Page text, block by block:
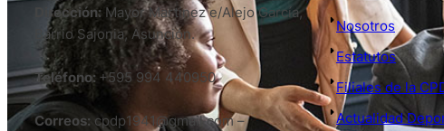
Dirección:Mayor Martinez e/Alejo García,
Barrio Sajonia, Asunción.
Teléfono: +595 994 440950
Correos: cpdp1941@gmail.com –
Nosotros
Estatutos
Filiales de la
Actualidad